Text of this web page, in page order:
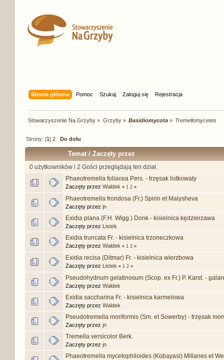
Strona główna Pomoc Szukaj Zaloguj się Rejestracja
Stowarzyszenie Na Grzyby » Grzyby» Basidiomycota» Tremellomycetes
Strony: [1]2 Do dołu
Temat/Zaczęty przez
0 użytkowników i 2 Gości przeglądają ten dział.
Phaeotremella foliacea Pers. - trzęsak listkowaty
Zaczęty przez Waldek « 1 2 »
Phaeotremella frondosa (Fr.) Spirin et Malysheva
Zaczęty przez jn
Exidia plana (F.H. Wigg.) Donk - kisielnica kędzierzawa
Zaczęty przez Listek
Exidia truncata Fr. - kisielnica trzoneczkowa
Zaczęty przez Waldek « 1 2 »
Exidia recisa (Ditmar) Fr. - kisielnica wierzbowa
Zaczęty przez Listek « 1 2 »
Pseudohydnum gelatinosum (Scop. ex Fr.) P. Karst. -
Zaczęty przez Waldek
Exidia saccharina Fr. - kisielnica karmelowa
Zaczęty przez Waldek
Pseudotremella moriformis (Sm. et Sowerby) - trzęsak
Zaczęty przez jn
Tremella versicolor Berk.
Zaczęty przez jn
Phaeotremella mycetophiloides (Kobayasi) Millanes et